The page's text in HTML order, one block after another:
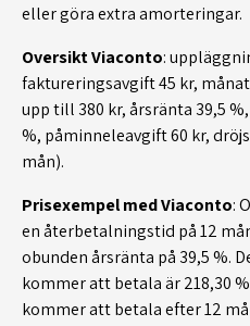
eller göra extra amorteringar.
Oversikt Viaconto:
faktureringsavgift 45 kr,
upp till 380 kr, årsränta 39,5
%, påminneleavgift 60 kr,
mån).
Prisexempel med Viaconto:
en återbetalningstid på 12
obunden årsränta på 39,5 %.
kommer att betala är 218,30
kommer att betala efter 12